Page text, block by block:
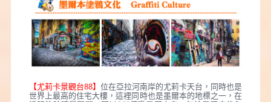
【尤莉卡景觀台88】 位在亞拉河南岸的尤莉卡天台，同時也是
世界上最高的住宅大樓，這裡同時也是墨爾本的地標之一，在